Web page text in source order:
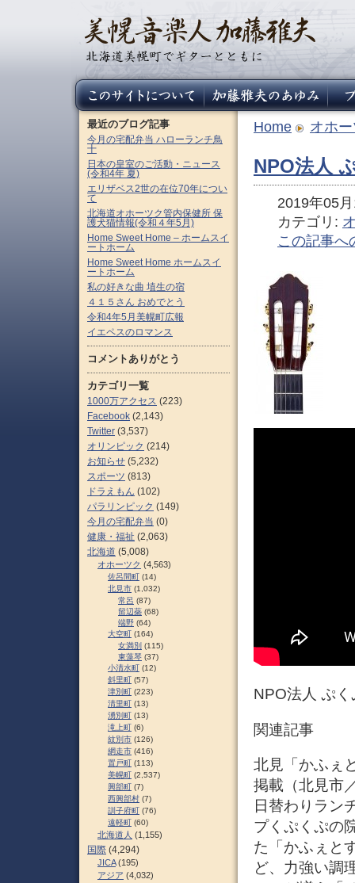
Home オホ
NPO法人
2019年05
カテゴリ:
この記事へ
NPO法人 ぷ
関連記事
北見「かふぇ
掲載（北見市
日替わりラン
プくぷくぷの
た「かふぇと
ど、力強い調
最近のブログ記事
今月の宅配弁当 ハローランチ鳥
十
日本の皇室のご活動・ニュース
(令和4年 夏)
エリザベス2世の在位70年につい
て
北海道オホーツク管内保健所 保
護犬猫情報(令和４年5月)
Home Sweet Home – ホームスイ
ートホーム
Home Sweet Home ホームスイ
ートホーム
私の好きな曲 埴生の宿
４１５さん おめでとう
令和4年5月美幌町広報
イエペスのロマンス
コメントありがとう
カテゴリ一覧
1000万アクセス (223)
Facebook (2,143)
Twitter (3,537)
オリンピック (214)
お知らせ (5,232)
スポーツ (813)
ドラえもん (102)
パラリンピック (149)
今月の宅配弁当 (0)
健康・福祉 (2,063)
北海道 (5,008)
オホーツク (4,563)
佐呂間町 (14)
北見市 (1,032)
常呂 (87)
留辺蘂 (68)
端野 (64)
大空町 (164)
女満別 (115)
東藻琴 (37)
小清水町 (12)
斜里町 (57)
津別町 (223)
清里町 (13)
湧別町 (13)
滝上町 (6)
紋別市 (126)
網走市 (416)
置戸町 (113)
美幌町 (2,537)
興部町 (7)
西興部村 (7)
訓子府町 (76)
遠軽町 (60)
北海道人 (1,155)
国際 (4,294)
JICA(195)
アジア (4,032)